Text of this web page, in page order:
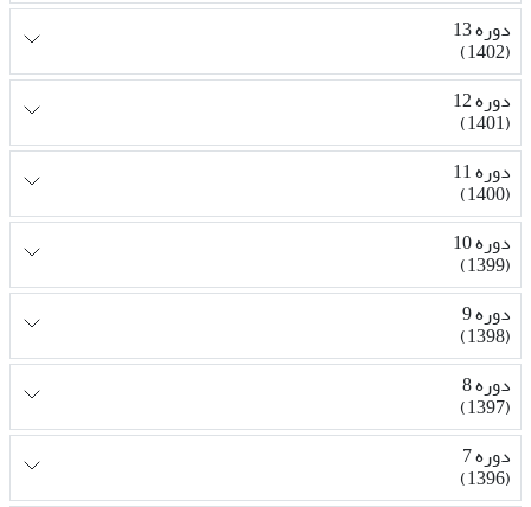
دوره 13
(1402)
دوره 12
(1401)
دوره 11
(1400)
دوره 10
(1399)
دوره 9
(1398)
دوره 8
(1397)
دوره 7
(1396)